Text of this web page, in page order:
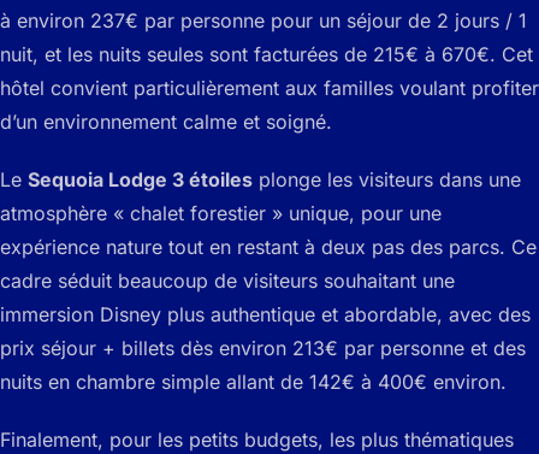
à environ 237€ par personne pour un séjour de 2 jours / 1
nuit, et les nuits seules sont facturées de 215€ à 670€. Cet
hôtel convient particulièrement aux familles voulant profiter
d’un environnement calme et soigné.
Le Sequoia Lodge 3 étoiles plonge les visiteurs dans une
atmosphère « chalet forestier » unique, pour une
expérience nature tout en restant à deux pas des parcs. Ce
cadre séduit beaucoup de visiteurs souhaitant une
immersion Disney plus authentique et abordable, avec des
prix séjour + billets dès environ 213€ par personne et des
nuits en chambre simple allant de 142€ à 400€ environ.
Finalement, pour les petits budgets, les plus thématiques